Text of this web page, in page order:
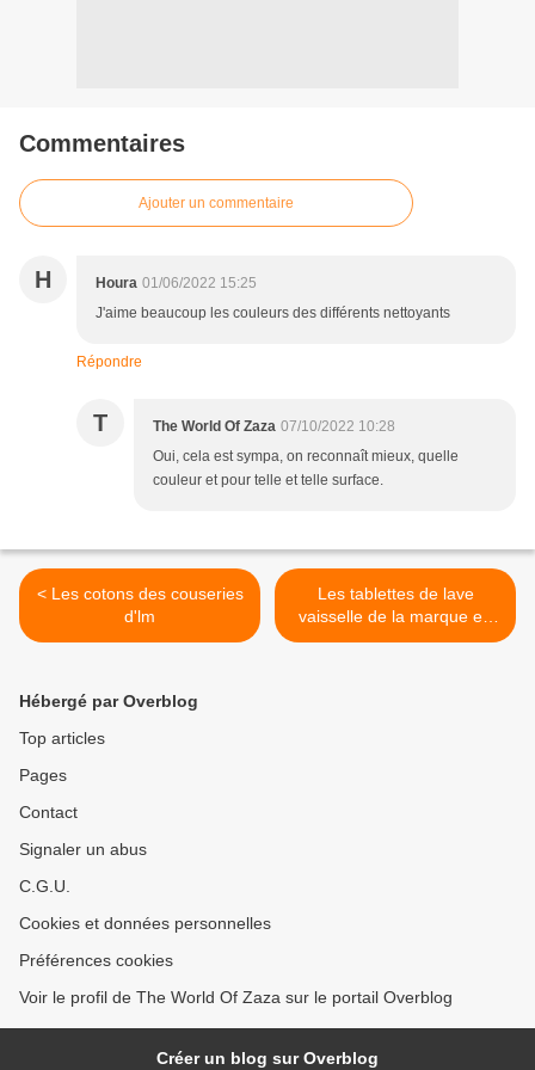
Commentaires
Ajouter un commentaire
H Houra 01/06/2022 15:25
J'aime beaucoup les couleurs des différents nettoyants
Répondre
T The World Of Zaza 07/10/2022 10:28
Oui, cela est sympa, on reconnaît mieux, quelle
couleur et pour telle et telle surface.
< Les cotons des couseries
d'lm
Les tablettes de lave
vaisselle de la marque en
moins >
Hébergé par Overblog
Top articles
Pages
Contact
Signaler un abus
C.G.U.
Cookies et données personnelles
Préférences cookies
Voir le profil de The World Of Zaza sur le portail Overblog
Créer un blog sur Overblog